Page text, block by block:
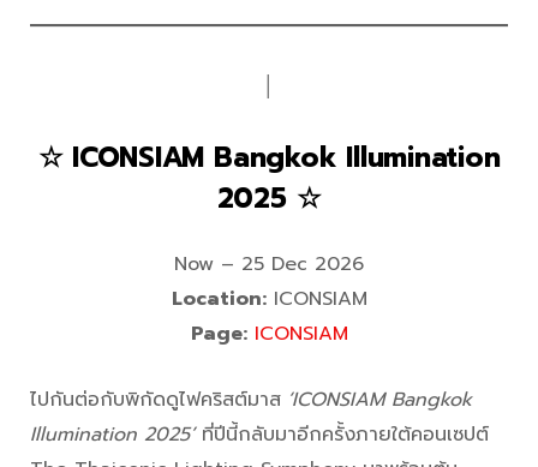
☆ ICONSIAM Bangkok Illumination
2025 ☆
Now – 25 Dec 2026
Location:ICONSIAM
Page: ICONSIAM
ไปกันต่อกับพิกัดดูไฟคริสต์มาส ‘ICONSIAM Bangkok
Illumination 2025’ที่ปีนี้กลับมาอีกครั้งภายใต้คอนเซปต์